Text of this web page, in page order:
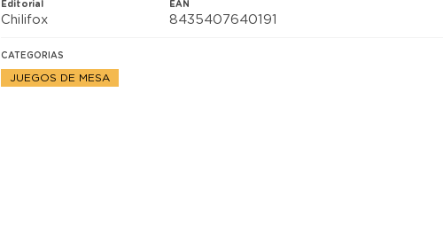
Editorial
Chilifox
EAN
8435407640191
CATEGORIAS
JUEGOS DE MESA